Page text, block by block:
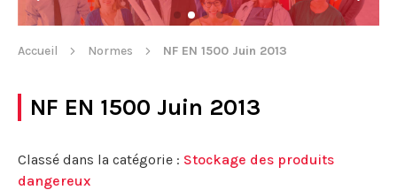
Accueil Normes NF EN 1500 Juin 2013
NF EN 1500 Juin 2013
Classé dans la catégorie : Stockage des produits
dangereux